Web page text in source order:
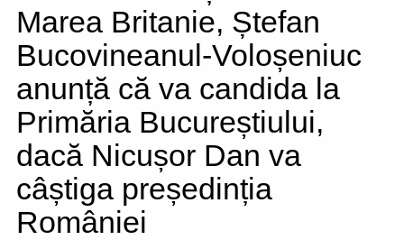
Marea Britanie, Ștefan
Bucovineanul-Voloșeniuc
anunță că va candida la
Primăria Bucureștiului,
dacă Nicușor Dan va
câștiga președinția
României